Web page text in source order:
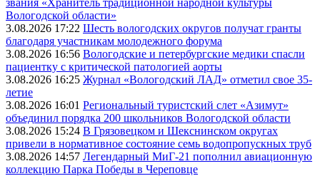
Вологодской области»
3.08.2026 17:22 Шесть вологодских округов получат гранты
благодаря участникам молодежного форума
3.08.2026 16:56 Вологодские и петербургские медики спасли
пациентку с критической патологией аорты
3.08.2026 16:25 Журнал «Вологодский ЛАД» отметил свое 35-
летие
3.08.2026 16:01 Региональный туристский слет «Азимут»
объединил порядка 200 школьников Вологодской области
3.08.2026 15:24 В Грязовецком и Шекснинском округах
привели в нормативное состояние семь водопропускных труб
3.08.2026 14:57 Легендарный МиГ-21 пополнил авиационную
коллекцию Парка Победы в Череповце